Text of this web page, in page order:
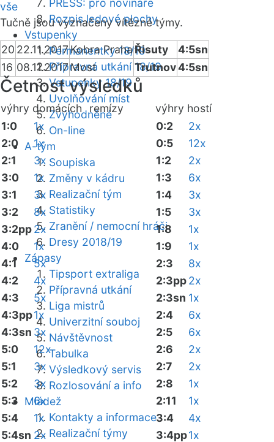
PRESS: pro novináře
Rozpis ledové plochy
Vstupenky
Permanentky 18/19
Přípravná utkání 18/19
Vstupenky 18/19
Uvolňování míst
Zvýhodněné
On-line
A-tým
Soupiska
Změny v kádru
Realizační tým
Statistiky
Zranění / nemocní hráči
Dresy 2018/19
Zápasy
Tipsport extraliga
Přípravná utkání
Liga mistrů
Univerzitní souboj
Návštěvnost
Tabulka
Výsledkový servis
Rozlosování a info
Mládež
Kontakty a informace
Realizační týmy
vše
Tučně jsou vyznačeny vítězné týmy.
20 22.11.2017Kobra PrahaŘisuty
4:5sn
16 08.11.2017Most Trutnov4:5sn
Četnost výsledků
výhry domácích remízy výhry hostí
1:0
1x
2:0
1x
2:1
3x
3:0
1x
3:1
3x
3:2
8x
3:2pp2x
4:0
1x
4:1
5x
4:2
4x
4:3
5x
4:3pp1x
4:3sn 3x
5:0
12x
5:1
3x
5:2
3x
5:3
6x
5:4
1x
5:4sn 2x
0:2
2x
0:5
12x
1:2
2x
1:3
6x
1:4
3x
1:5
3x
1:8
1x
1:9
1x
2:3
8x
2:3pp2x
2:3sn 1x
2:4
6x
2:5
6x
2:6
2x
2:7
2x
2:8
1x
2:11
1x
3:4
4x
3:4pp1x